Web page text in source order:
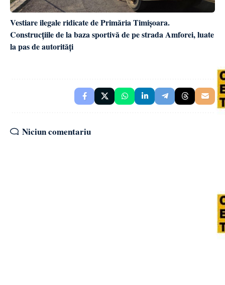
Vestiare ilegale ridicate de Primăria Timișoara.
Construcțiile de la baza sportivă de pe strada Amforei, luate
la pas de autorități
Niciun comentariu